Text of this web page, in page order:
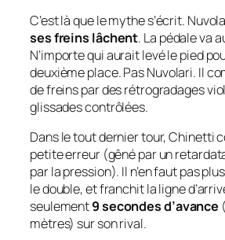
C’est là que le mythe s’écrit.
ses freins lâchent. La pédale va
N’importe qui aurait levé le pied
deuxième place. Pas Nuvolari. Il
de freins par des rétrogradages
glissades contrôlées.
Dans le tout dernier tour, Chinetti
petite erreur (gêné par un
par la pression). Il n’en faut pas
le double, et franchit la ligne
seulement9 secondes d’avance
mètres) sur son rival.